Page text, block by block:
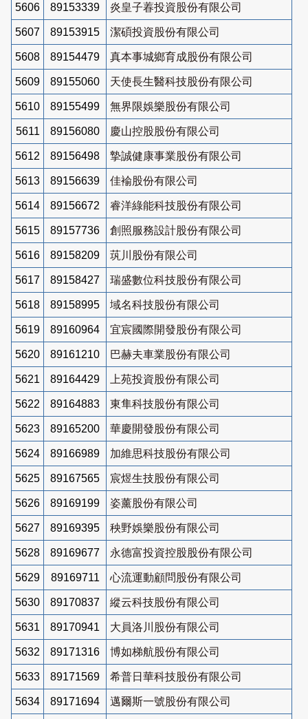
5606 89153339 炎皇子萶投資股份有限公司
5607 89153915 潔碩投資股份有限公司
5608 89154479 真本事城鄉育成股份有限公司
5609 89155060 天使長生醫科技股份有限公司
5610 89155499 無界限娛樂股份有限公司
5611 89156080 慶山控股股份有限公司
5612 89156498 摯誠健康事業股份有限公司
5613 89156639 佳褕股份有限公司
5614 89156672 睿洋綠能科技股份有限公司
5615 89157736 創照服務設計股份有限公司
5616 89158209 茿川股份有限公司
5617 89158427 瑞盛數位科技股份有限公司
5618 89158995 域名科技股份有限公司
5619 89160964 宜宸國際開發股份有限公司
5620 89161210 巴赫夫車業股份有限公司
5621 89164429 上苑投資股份有限公司
5622 89164883 東隼科技股份有限公司
5623 89165200 華慶開發股份有限公司
5624 89166989 加維思科技股份有限公司
5625 89167565 宸煜生技股份有限公司
5626 89169199 姿薰股份有限公司
5627 89169395 秧野娛樂股份有限公司
5628 89169677 永德富投資控股股份有限公司
5629 89169711 心流運動顧問股份有限公司
5630 89170837 縱云科技股份有限公司
5631 89170941 大員洛川股份有限公司
5632 89171316 博如梯航股份有限公司
5633 89171569 希普日華科技股份有限公司
5634 89171694 邁爾斯一號股份有限公司